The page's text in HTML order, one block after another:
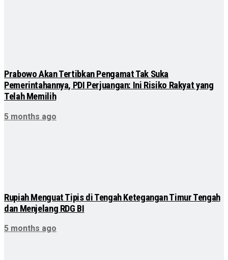
Prabowo Akan Tertibkan Pengamat Tak Suka
Pemerintahannya, PDI Perjuangan: Ini Risiko Rakyat yang
Telah Memilih
5 months ago
Rupiah Menguat Tipis di Tengah Ketegangan Timur Tengah
dan Menjelang RDG BI
5 months ago